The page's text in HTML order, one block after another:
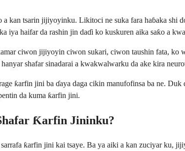
a kan tsarin jijiyoyinku. Likitoci ne suka fara haɓaka shi
iya haifar da rashin jin daɗi ko kuskuren aika saƙo a
ciwon jijiyoyin ciwon sukari, ciwon taushin fata, ko
shafar sinadarai a kwakwalwarku da ake kira
ƙarfin jini ba ɗaya daga cikin manufofinsa ba ne.
da kuma ƙarfin jini.
Ƙarfin Jininku?
ƙarfin jini kai tsaye. Ba ya aiki a kan zuciyar ku,